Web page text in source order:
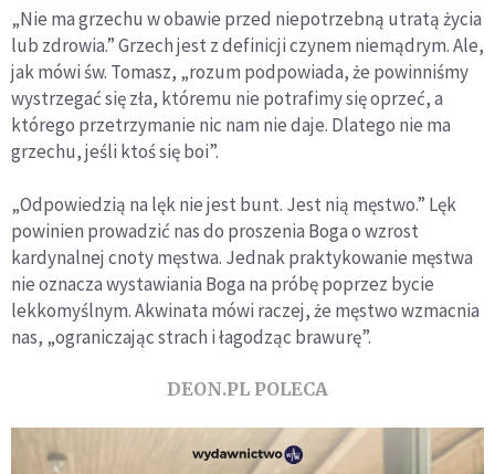
„Nie ma grzechu w obawie przed niepotrzebną utratą życia
lub zdrowia.” Grzech jest z definicji czynem niemądrym. Ale,
jak mówi św. Tomasz, „rozum podpowiada, że powinniśmy
wystrzegać się zła, któremu nie potrafimy się oprzeć, a
którego przetrzymanie nic nam nie daje. Dlatego nie ma
grzechu, jeśli ktoś się boi”.
„Odpowiedzią na lęk nie jest bunt. Jest nią męstwo.” Lęk
powinien prowadzić nas do proszenia Boga o wzrost
kardynalnej cnoty męstwa. Jednak praktykowanie męstwa
nie oznacza wystawiania Boga na próbę poprzez bycie
lekkomyślnym. Akwinata mówi raczej, że męstwo wzmacnia
nas, „ograniczając strach i łagodząc brawurę”.
DEON.PL POLECA